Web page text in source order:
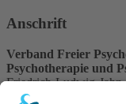
Anschrift
Verband Freier
Psychotherapie und
Friedrich-Ludwig-
31582 Nienburg/Weser